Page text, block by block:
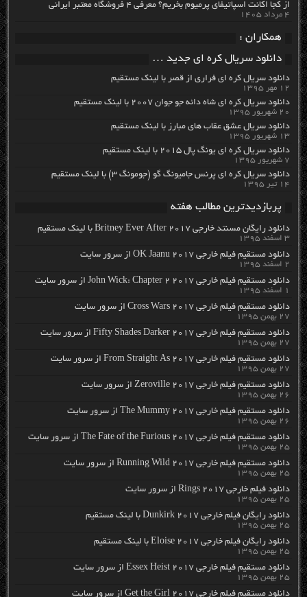
از کجا اکانت اسپاتیفای پرمیوم بخریم؟ معرفی ۴ فروشگاه معتبر ایرانی
۴ مرداد ۱۴۰۵
همکاران :
دانلود سریال کره ای جدید …
دانلود سریال کره ای فراری از قصر با لینک مستقیم
۱۲ مهر ۱۳۹۵
دانلود سریال کره ای شاه دائه جو جوان ۲۰۰۷ با لینک مستقیم
۲۰ شهریور ۱۳۹۵
دانلود سریال عشق عقاب های مبارز با لینک مستقیم
۱۳ شهریور ۱۳۹۵
دانلود سریال کره ای یونگ پال ۲۰۱۵ با لینک مستقیم
۷ شهریور ۱۳۹۵
دانلود سریال کره ای پرنس جامیونگ گو (جومونگ ۳) با لینک مستقیم
۱۴ تیر ۱۳۹۵
پربازدیدترین مطالب هفته
دانلود رایگان مسنتد خارجی Britney Ever After 2017 با لینک مستقیم
۳ اسفند ۱۳۹۵
دانلود مستقیم فیلم خارجی OK Jaanu 2017 از سرور سایت
۲ اسفند ۱۳۹۵
دانلود مستقیم فیلم خارجی John Wick: Chapter 2 2017 از سرور سایت
۱ اسفند ۱۳۹۵
دانلود مستقیم فیلم خارجی Cross Wars 2017 از سرور سایت
۲۷ بهمن ۱۳۹۵
دانلود مستقیم فیلم خارجی Fifty Shades Darker 2017 از سرور سایت
۲۷ بهمن ۱۳۹۵
دانلود مستقیم فیلم خارجی From Straight As 2017 از سرور سایت
۲۷ بهمن ۱۳۹۵
دانلود مستقیم فیلم خارجی Zeroville 2017 از سرور سایت
۲۶ بهمن ۱۳۹۵
دانلود مستقیم فیلم خارجی The Mummy 2017 از سرور سایت
۲۶ بهمن ۱۳۹۵
دانلود مستقیم فیلم خارجی The Fate of the Furious 2017 از سرور سایت
۲۵ بهمن ۱۳۹۵
دانلود مستقیم فیلم خارجی Running Wild 2017 از سرور سایت
۲۵ بهمن ۱۳۹۵
دانلود فیلم خارجی Rings 2017 از سرور سایت
۲۵ بهمن ۱۳۹۵
دانلود رایگان فیلم خارجی Dunkirk 2017 با لینک مستقیم
۲۵ بهمن ۱۳۹۵
دانلود رایگان فیلم خارجی Eloise 2017 با لینک مستقیم
۲۵ بهمن ۱۳۹۵
دانلود مستقیم فیلم خارجی Essex Heist 2017 از سرور سایت
۲۵ بهمن ۱۳۹۵
دانلود مستقیم فیلم خارجی Get the Girl 2017 از سرور سایت